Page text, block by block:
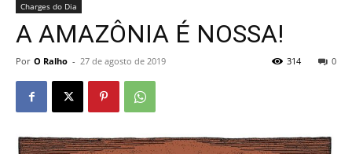
Charges do Dia
A AMAZÔNIA É NOSSA!
Por O Ralho - 27 de agosto de 2019 0
314